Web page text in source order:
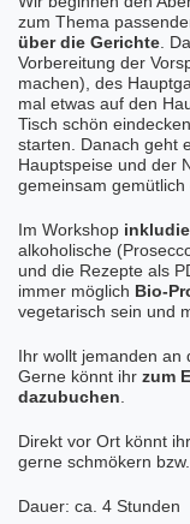
zum Thema
über die Gerichte .
Vorbereitung der
machen), des
mal etwas auf den
Tisch schön
starten. Danach geht
Hauptspeise und der
gemeinsam gemütlich
Im Workshop
alkoholische
und die Rezepte als
immer möglich Bio-
vegetarisch sein und
Ihr wollt jemanden an
Gerne könnt ihr zum
dazubuchen
Direkt vor Ort könnt
gerne schmökern
Dauer: ca. 4 Stunden